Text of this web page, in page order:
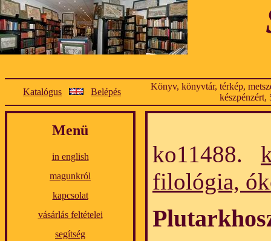
Katalógus Belépés
Könyv, könyvtár, térkép,
készpénzért,
Menü
in english
magunkról
kapcsolat
vásárlás feltételei
segítség
ko11488.
filológia,